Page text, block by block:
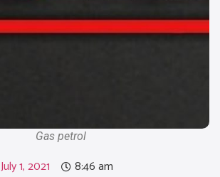
Gas petrol
July 1, 2021 8:46 am